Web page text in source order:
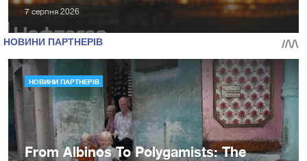
7 серпня 2026